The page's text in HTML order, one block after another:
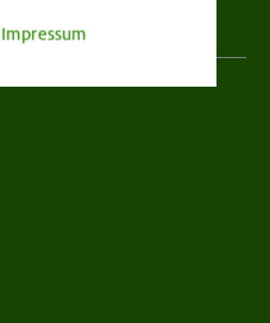
Impressum